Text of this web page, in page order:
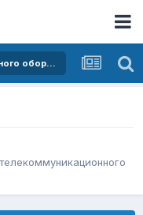
Покупка и продажа телекоммуникационного оборудования